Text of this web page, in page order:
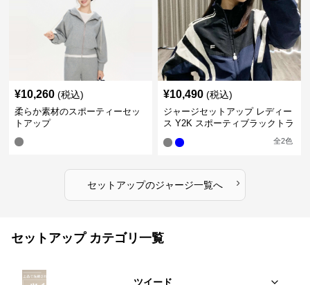
¥10,260 (税込)
柔らか素材のスポーティーセッ
トアップ
¥10,490 (税込)
ジャージセットアップ レディー
ス Y2K スポーティブラックトラ
全2色
セットアップのジャージ一覧へ ›
セットアップ カテゴリ一覧
ツイード